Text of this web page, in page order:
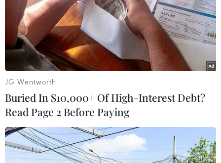
TIN LIÊN QUAN
JG Wentworth
Buried In $10,000+ Of High-Interest Debt?
Read Page 2 Before Paying